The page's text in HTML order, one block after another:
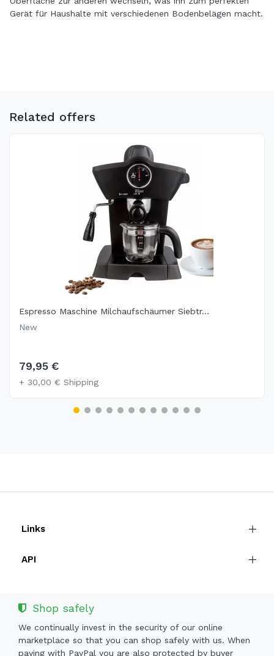
Gerät für Haushalte mit verschiedenen Bodenbelägen macht.
Related offers
Espresso Maschine Milchaufschäumer Siebtr...
New
79,95 €
+ 30,00 € Shipping
Links
API
Shop safely
We continually invest in the security of our online
marketplace so that you can shop safely with us. When
paying with PayPal you are also protected by buyer